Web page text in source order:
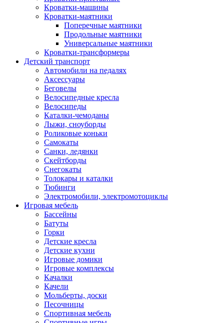
Кроватки-машины
Кроватки-маятники
Поперечные маятники
Продольные маятники
Универсальные маятники
Кроватки-трансформеры
Детский транспорт
Автомобили на педалях
Аксессуары
Беговелы
Велосипедные кресла
Велосипеды
Каталки-чемоданы
Лыжи, сноуборды
Роликовые коньки
Самокаты
Санки, ледянки
Скейтборды
Снегокаты
Толокары и каталки
Тюбинги
Электромобили, электромотоциклы
Игровая мебель
Бассейны
Батуты
Горки
Детские кресла
Детские кухни
Игровые домики
Игровые комплексы
Качалки
Качели
Мольберты, доски
Песочницы
Спортивная мебель